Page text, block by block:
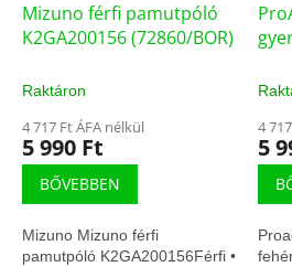
Mizuno férfi pamutpóló
K2GA200156 (72860/BOR)
Raktáron
4 717 Ft ÁFA nélkül
5 990 Ft
BŐVEBBEN
Mizuno Mizuno férfi
pamutpóló K2GA200156Férfi •
4
5